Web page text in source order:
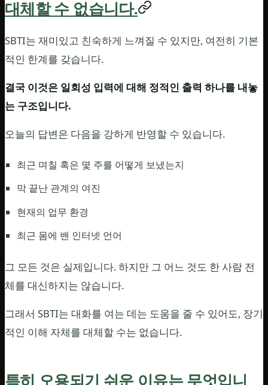
대체할 수 없습니다.
SBTI는 재미있고 친숙하게 느껴질 수 있지만, 여전히 기본
적인 한계를 갖습니다.
결국 이것은 일회성 입력에 대해 정적인 출력 하나를 내놓
는 구조입니다.
오늘의 답변은 다음을 강하게 반영할 수 있습니다.
최근 며칠 혹은 몇 주를 어떻게 보냈는지
막 끝난 관계의 여진
현재의 업무 환경
최근 몸에 밴 인터넷 언어
그 모든 것은 실제입니다. 하지만 그 어느 것도 한 사람 전
체를 대신하지는 않습니다.
그래서 SBTI는 대화를 여는 데는 도움을 줄 수 있어도, 장기
적인 이해 자체를 대체할 수는 없습니다.
특히 오용되기 쉬운 이유는 무엇입니